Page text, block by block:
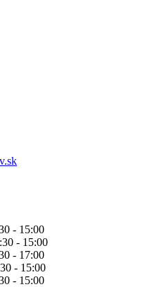
- 15:00
- 15:00
- 17:00
- 15:00
- 15:00